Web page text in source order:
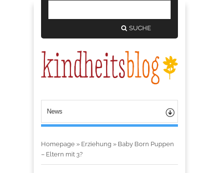
SUCHE
Homepage » Erziehung » Baby Born Puppen
– Eltern mit 3?